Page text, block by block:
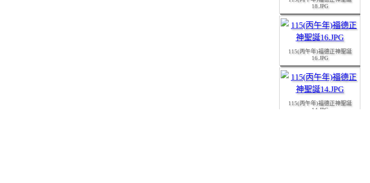
18.JPG
115(丙午年)福德正神聖誕
16.JPG
115(丙午年)福德正神聖誕
14.JPG